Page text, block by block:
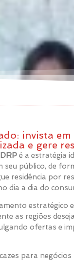
invista
e gere
é a estratégia
seu público, de
residência por
dia a dia do
estratégico
as regiões
ofertas e
para